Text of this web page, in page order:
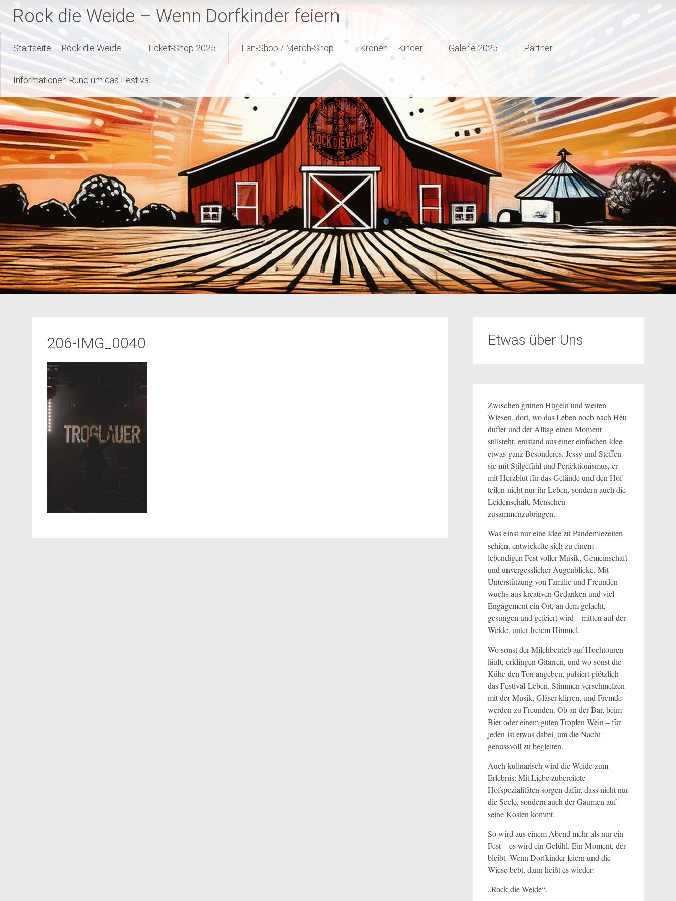
InhaltRock die Weide – Wenn Dorfkinder feiern
Startseite – Rock die Weide Ticket-Shop 2025 Fan-Shop / Merch-Shop Kronen – Kinder Galerie 2025 Partner
Informationen Rund um das Festival
206-IMG_0040 Etwas über Uns
Zwischen grünen Hügeln und weiten
Wiesen, dort, wo das Leben noch nach Heu
duftet und der Alltag einen Moment
stillsteht, entstand aus einer einfachen Idee
etwas ganz Besonderes. Jessy und Steffen –
sie mit Stilgefühl und Perfektionismus, er
mit Herzblut für das Gelände und den Hof –
teilen nicht nur ihr Leben, sondern auch die
Leidenschaft, Menschen
zusammenzubringen.
Was einst nur eine Idee zu Pandemiezeiten
schien, entwickelte sich zu einem
lebendigen Fest voller Musik, Gemeinschaft
und unvergesslicher Augenblicke. Mit
Unterstützung von Familie und Freunden
wuchs aus kreativen Gedanken und viel
Engagement ein Ort, an dem gelacht,
gesungen und gefeiert wird – mitten auf der
Weide, unter freiem Himmel.
Wo sonst der Milchbetrieb auf Hochtouren
läuft, erklingen Gitarren, und wo sonst die
Kühe den Ton angeben, pulsiert plötzlich
das Festival-Leben. Stimmen verschmelzen
mit der Musik, Gläser klirren, und Fremde
werden zu Freunden. Ob an der Bar, beim
Bier oder einem guten Tropfen Wein – für
jeden ist etwas dabei, um die Nacht
genussvoll zu begleiten.
Auch kulinarisch wird die Weide zum
Erlebnis: Mit Liebe zubereitete
Hofspezialitäten sorgen dafür, dass nicht nur
die Seele, sondern auch der Gaumen auf
seine Kosten kommt.
So wird aus einem Abend mehr als nur ein
Fest – es wird ein Gefühl. Ein Moment, der
bleibt. Wenn Dorfkinder feiern und die
Wiese bebt, dann heißt es wieder:
„Rock die Weide“.